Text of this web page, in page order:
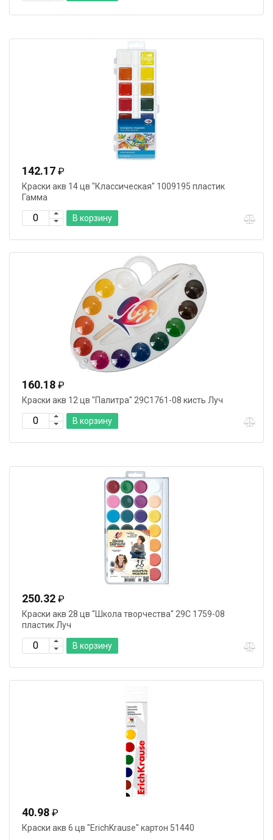
142.17 ₽
Краски акв 14 цв "Классическая" 1009195 пластик
Гамма
В корзину
160.18 ₽
Краски акв 12 цв "Палитра" 29С1761-08 кисть Луч
В корзину
250.32 ₽
Краски акв 28 цв "Школа творчества" 29С 1759-08
пластик Луч
В корзину
40.98 ₽
Краски акв 6 цв "ErichKrause" картон 51440